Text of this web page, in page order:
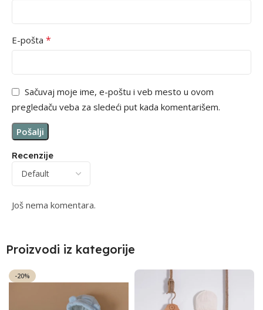
Recenzije
Još nema komentara.
E-pošta *
Sačuvaj moje ime, e-poštu i veb mesto u ovom
pregledaču veba za sledeći put kada komentarišem.
Proizvodi iz kategorije
-20%